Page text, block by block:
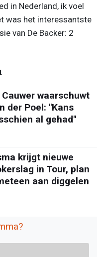
in Nederland, ik voel
was het interessantste
van De Backer: 2
Cauwer waarschuwt
der Poel: "Kans
al gehad"
krijgt nieuwe
in Tour, plan
aan diggelen